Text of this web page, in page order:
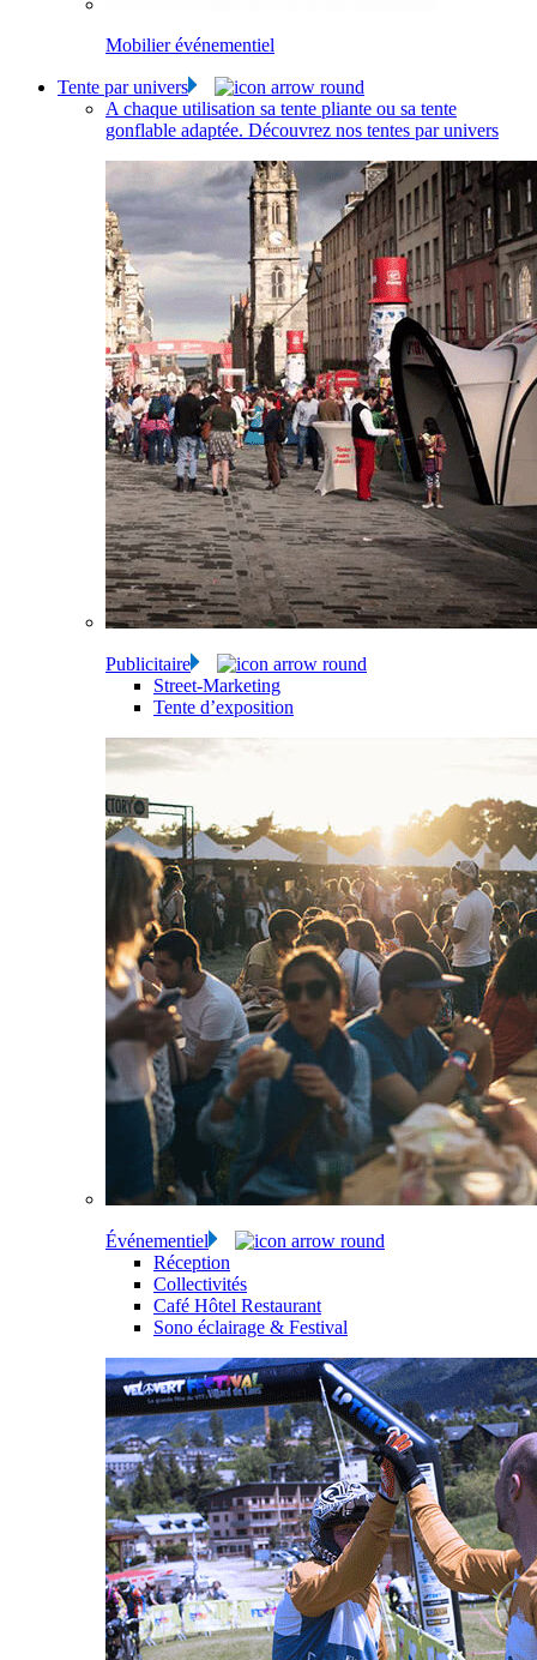
Mobilier événementiel
Tente par univers
A chaque utilisation sa tente pliante ou sa tente
gonflable adaptée. Découvrez nos tentes par univers
Publicitaire
Street-Marketing
Tente d’exposition
Événementiel
Réception
Collectivités
Café Hôtel Restaurant
Sono éclairage & Festival